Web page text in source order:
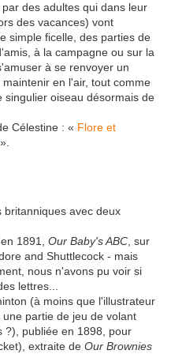
des adultes qui dans leur
des vacances) vont
simple ficelle, des parties de
à la campagne ou sur la
à se renvoyer un
en l'air, tout comme
oiseau désormais de
Célestine : « Flore et
».
avec deux
1891, Our Baby's ABC , sur
and Shuttlecock - mais
nous n'avons pu voir si
lettres...
(à moins que l'illustrateur
partie de jeu de volant
?), publiée en 1898, pour
extraite de Our Brownies